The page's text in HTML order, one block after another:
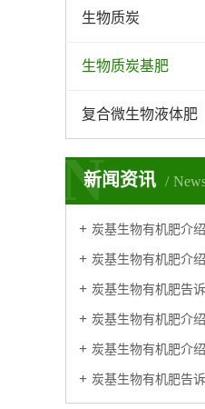
生物质炭
生物质炭基肥
复合微生物液体肥
新闻资讯
N
炭基生物有机肥介绍秸
炭基生物有机肥介绍生物
炭基生物有机肥告诉你炭
炭基生物有机肥介绍炭
炭基生物有机肥介绍炭基肥
炭基生物有机肥告诉你生物菌肥